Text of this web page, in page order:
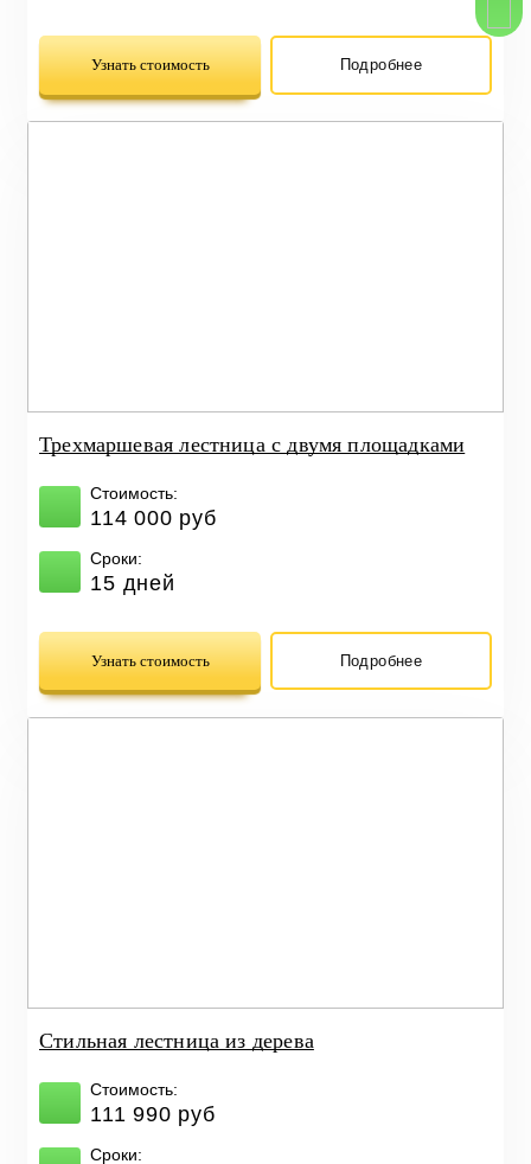
Узнать стоимость Подробнее
Трехмаршевая лестница с двумя площадками
Стоимость:
114 000 руб
Сроки:
15 дней
Узнать стоимость Подробнее
Стильная лестница из дерева
Стоимость:
111 990 руб
Сроки: